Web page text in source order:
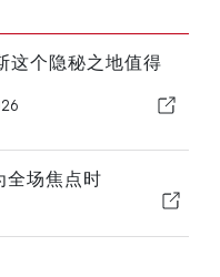
这个隐秘之地值得
全场焦点时